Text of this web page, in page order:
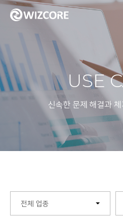
MENU
USE
신속한 문제 해결과
전체 업종